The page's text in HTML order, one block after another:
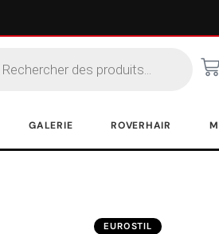
GALERIE ROVERHAIR
EUROSTIL